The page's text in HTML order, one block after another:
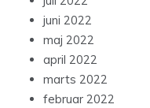
juni 2022
maj 2022
april 2022
marts 2022
februar 2022